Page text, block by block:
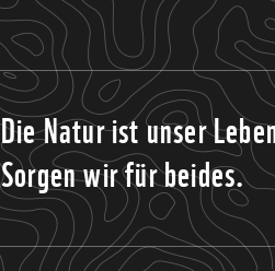
Die Natur ist unser
Sorgen wir für beides.